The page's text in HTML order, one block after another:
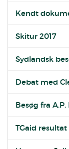
Kendt
Skitur 2017
Sydlandsk
Debat med
Besøg fra
TGaid resultat